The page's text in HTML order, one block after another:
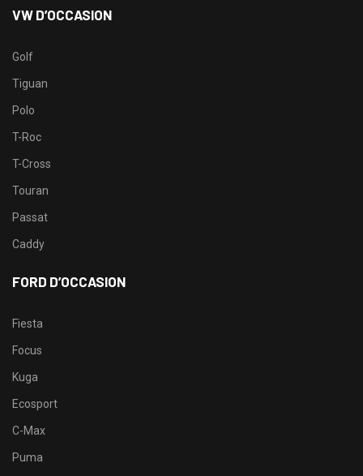
VW D’OCCASION
Golf
Tiguan
Polo
T-Roc
T-Cross
Touran
Passat
Caddy
FORD D’OCCASION
Fiesta
Focus
Kuga
Ecosport
C-Max
Puma